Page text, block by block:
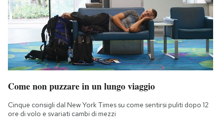
Come non puzzare in un lungo viaggio
Cinque consigli dal New York Times su come sentirsi puliti dopo 12
ore di volo e svariati cambi di mezzi